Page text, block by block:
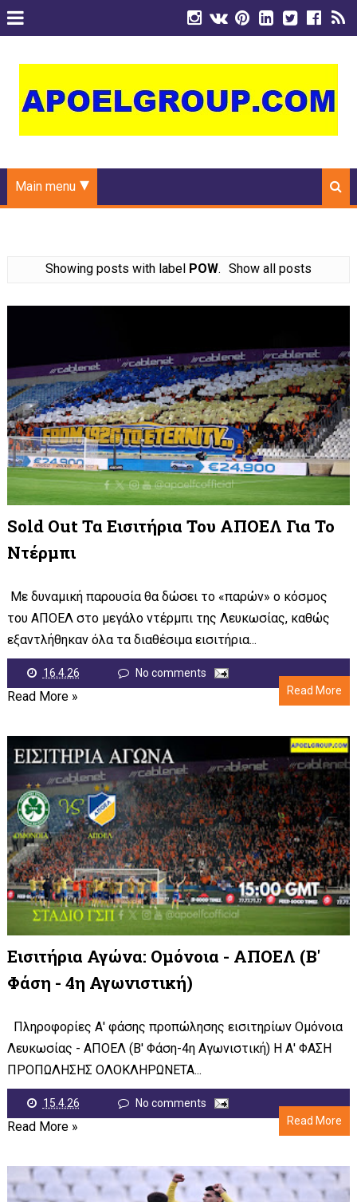
Main menu
Showing posts with label POW. Show all posts
Sold Out Τα Εισιτήρια Του ΑΠΟΕΛ Για Το
Ντέρμπι
Με δυναμική παρουσία θα δώσει το «παρών» ο κόσμος
του ΑΠΟΕΛ στο μεγάλο ντέρμπι της Λευκωσίας, καθώς
εξαντλήθηκαν όλα τα διαθέσιμα εισιτήρια...
16.4.26
No comments
Read More
Read More »
Εισιτήρια Αγώνα: Ομόνοια - ΑΠΟΕΛ (Β'
Φάση - 4η Αγωνιστική)
Πληροφορίες Α' φάσης προπώλησης εισιτηρίων Ομόνοια
Λευκωσίας - ΑΠΟΕΛ (Β' Φάση-4η Αγωνιστική) Η Α' ΦΑΣΗ
ΠΡΟΠΩΛΗΣΗΣ ΟΛΟΚΛΗΡΩΝΕΤΑ...
15.4.26
No comments
Read More
Read More »